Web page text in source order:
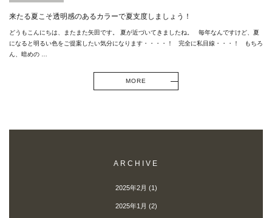
来たる夏こそ透明感のあるカラーで夏支度しましょう！
どうもこんにちは、またまた矢田です。 夏が近づいてきましたね。 毎年なんですけど、夏
になると明るい色をご提案したい気分になります・・・・！ 完全に私目線・・・！ もちろ
ん、暗めの …
MORE
ARCHIVE
2025年2月 (1)
2025年1月 (2)